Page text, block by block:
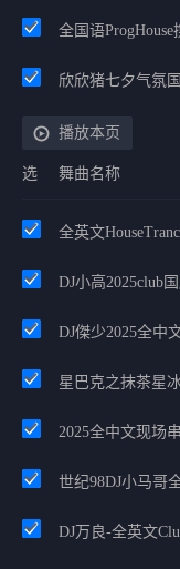
播放本页
选 舞曲名称
DJ小高2025club
星巴克之抹茶星
DJ万良-全英文